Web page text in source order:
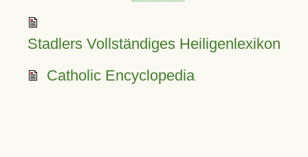
Stadlers Vollständiges Heiligenlexikon
Catholic Encyclopedia